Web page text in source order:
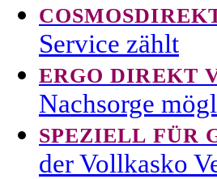
Service zählt
ERGO DIREKT
Nachsorge
SPEZIELL FÜR
der Vollkasko